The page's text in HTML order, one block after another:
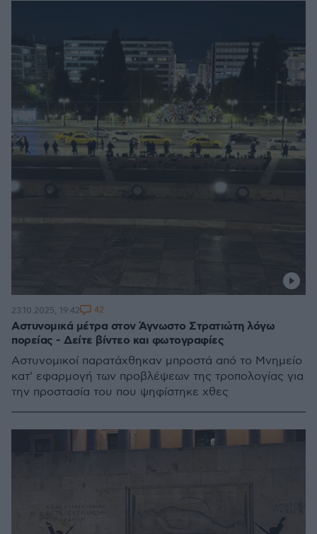
Αστυνομικά μέτρα στον Άγνωστο Στρατιώτη λόγω
πορείας - Δείτε βίντεο και φωτογραφίες
Αστυνομικοί παρατάχθηκαν μπροστά από το Μνημείο
κατ' εφαρμογή των προβλέψεων της τροπολογίας για
την προστασία του που ψηφίστηκε χθες
23.10.2025, 19:42 42